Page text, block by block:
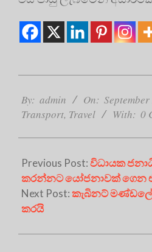
09-
20
By: admin On:
Transport, Travel With: 0
Previous Post:විධායක
කරන්නට යෝජනාවක් ගෙන
Next Post:කැබිනට්
කරයි